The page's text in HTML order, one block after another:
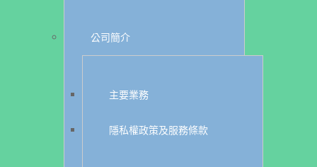
公司簡介
主要業務
隱私權政策及服務條款